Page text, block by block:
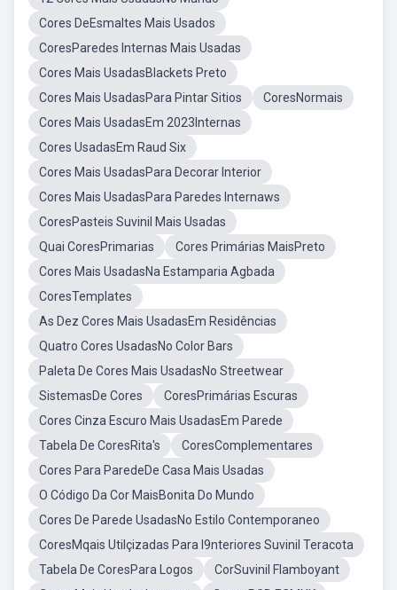
Cores DeEsmaltes Mais Usados
CoresParedes Internas Mais Usadas
Cores Mais UsadasBlackets Preto
Cores Mais UsadasPara Pintar Sitios
CoresNormais
Cores Mais UsadasEm 2023Internas
Cores UsadasEm Raud Six
Cores Mais UsadasPara Decorar Interior
Cores Mais UsadasPara Paredes Internaws
CoresPasteis Suvinil Mais Usadas
Quai CoresPrimarias
Cores Primárias MaisPreto
Cores Mais UsadasNa Estamparia Agbada
CoresTemplates
As Dez Cores Mais UsadasEm Residências
Quatro Cores UsadasNo Color Bars
Paleta De Cores Mais UsadasNo Streetwear
SistemasDe Cores
CoresPrimárias Escuras
Cores Cinza Escuro Mais UsadasEm Parede
Tabela De CoresRita's
CoresComplementares
Cores Para ParedeDe Casa Mais Usadas
O Código Da Cor MaisBonita Do Mundo
Cores De Parede UsadasNo Estilo Contemporaneo
CoresMqais Utilçizadas Para I9nteriores Suvinil Teracota
Tabela De CoresPara Logos
CorSuvinil Flamboyant